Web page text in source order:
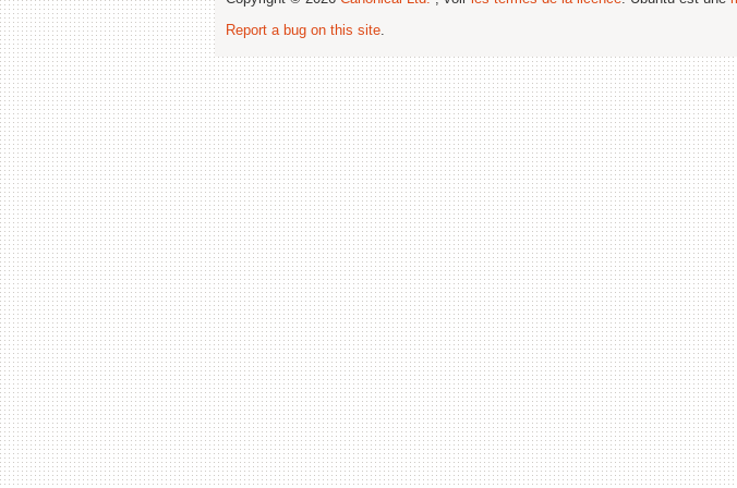
Report a bug on this site.